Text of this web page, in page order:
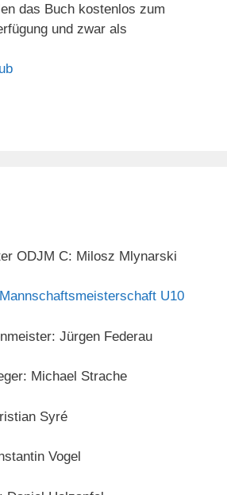
das Buch kostenlos zum
und zwar als
ODJM C: Milosz Mlynarski
U10
Jürgen Federau
Michael Strache
Syré
Vogel